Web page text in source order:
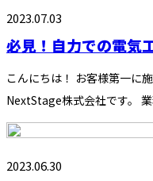
2023.07.03
必見！自力での電気
こんにちは！ お客様第一に
NextStage株式会社です。
2023.06.30